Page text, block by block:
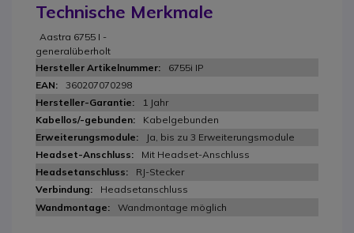
Technische Merkmale
Aastra 6755 I -
generalüberholt
6755i IP
360207070298
1 Jahr
Kabelgebunden
Ja, bis zu 3 Erweiterungsmodule
Mit Headset-Anschluss
RJ-Stecker
Headsetanschluss
Wandmontage möglich